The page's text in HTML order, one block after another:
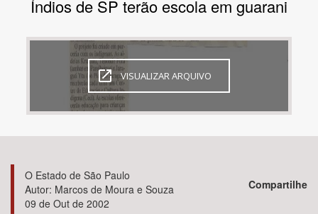
Subtema
Índios de SP terão escola em guarani
VISUALIZAR ARQUIVO
O Estado de São Paulo
Autor: Marcos de Moura e Souza
09 de Out de 2002
Compartilhe